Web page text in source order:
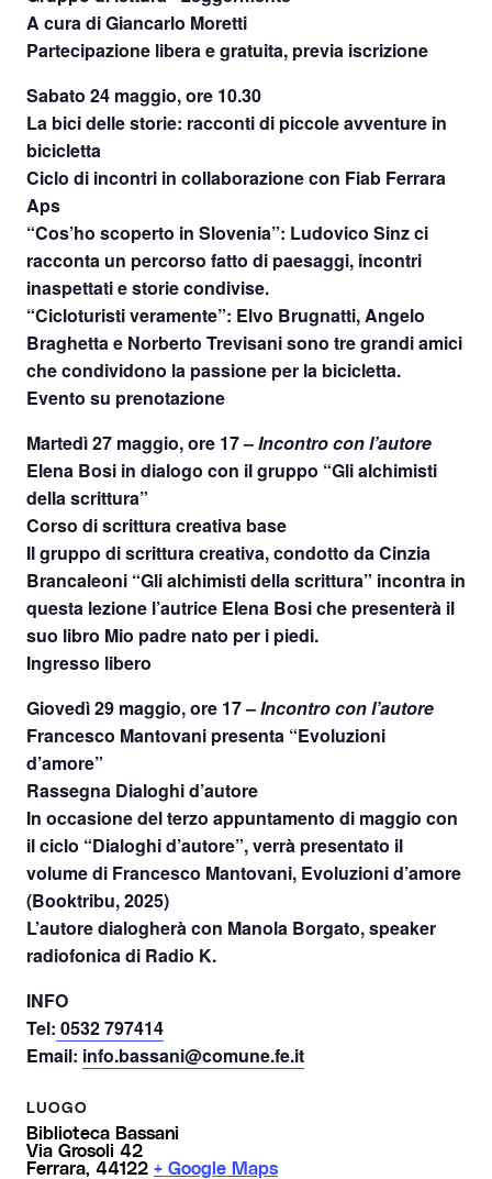
A cura di Giancarlo Moretti
Partecipazione libera e gratuita, previa iscrizione
Sabato 24 maggio, ore 10.30
La bici delle storie: racconti di piccole avventure in
bicicletta
Ciclo di incontri in collaborazione con Fiab Ferrara
Aps
“Cos’ho scoperto in Slovenia”: Ludovico Sinz ci
racconta un percorso fatto di paesaggi, incontri
inaspettati e storie condivise.
“Cicloturisti veramente”: Elvo Brugnatti, Angelo
Braghetta e Norberto Trevisani sono tre grandi amici
che condividono la passione per la bicicletta.
Evento su prenotazione
Martedì 27 maggio, ore 17–Incontro con l’autore
Elena Bosi in dialogo con il gruppo “Gli alchimisti
della scrittura”
Corso di scrittura creativa base
Il gruppo di scrittura creativa, condotto da Cinzia
Brancaleoni “Gli alchimisti della scrittura” incontra in
questa lezione l’autrice Elena Bosi che presenterà il
suo libro Mio padre nato per i piedi.
Ingresso libero
Giovedì 29 maggio, ore 17–Incontro con l’autore
Francesco Mantovani presenta “Evoluzioni
d’amore”
Rassegna Dialoghi d’autore
In occasione del terzo appuntamento di maggio con
il ciclo “Dialoghi d’autore”, verrà presentato il
volume di Francesco Mantovani, Evoluzioni d’amore
(Booktribu, 2025)
L’autore dialogherà con Manola Borgato, speaker
radiofonica di Radio K.
INFO
Tel: 0532 797414
Email: info.bassani@comune.fe.it
LUOGO
Biblioteca Bassani
Via Grosoli 42
Ferrara, 44122 + Google Maps